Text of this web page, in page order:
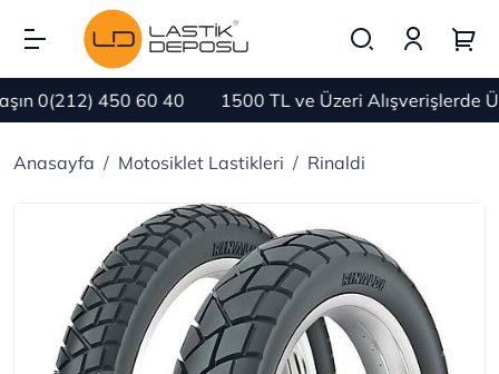
0(212) 450 60 40 1500 TL ve Üzeri Alışverişlerde
Anasayfa Motosiklet Lastikleri Rinaldi